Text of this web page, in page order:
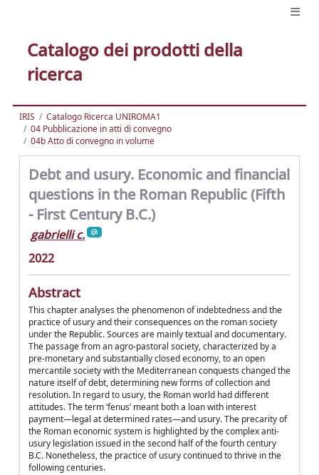
Catalogo dei prodotti della
ricerca
IRIS
Catalogo Ricerca UNIROMA1
04 Pubblicazione in atti di convegno
04b Atto di convegno in volume
Debt and usury. Economic and financial
questions in the Roman Republic (Fifth
- First Century B.C.)
gabrielli c.
2022
Abstract
This chapter analyses the phenomenon of indebtedness and the
practice of usury and their consequences on the roman society
under the Republic. Sources are mainly textual and documentary.
The passage from an agro-pastoral society, characterized by a
pre-monetary and substantially closed economy, to an open
mercantile society with the Mediterranean conquests changed the
nature itself of debt, determining new forms of collection and
resolution. In regard to usury, the Roman world had different
attitudes. The term ‘fenus’ meant both a loan with interest
payment—legal at determined rates—and usury. The precarity of
the Roman economic system is highlighted by the complex anti-
usury legislation issued in the second half of the fourth century
B.C. Nonetheless, the practice of usury continued to thrive in the
following centuries.